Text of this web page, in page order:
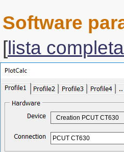
Software
[ lista completa
Creation PCUT CT630
PCUT CT630